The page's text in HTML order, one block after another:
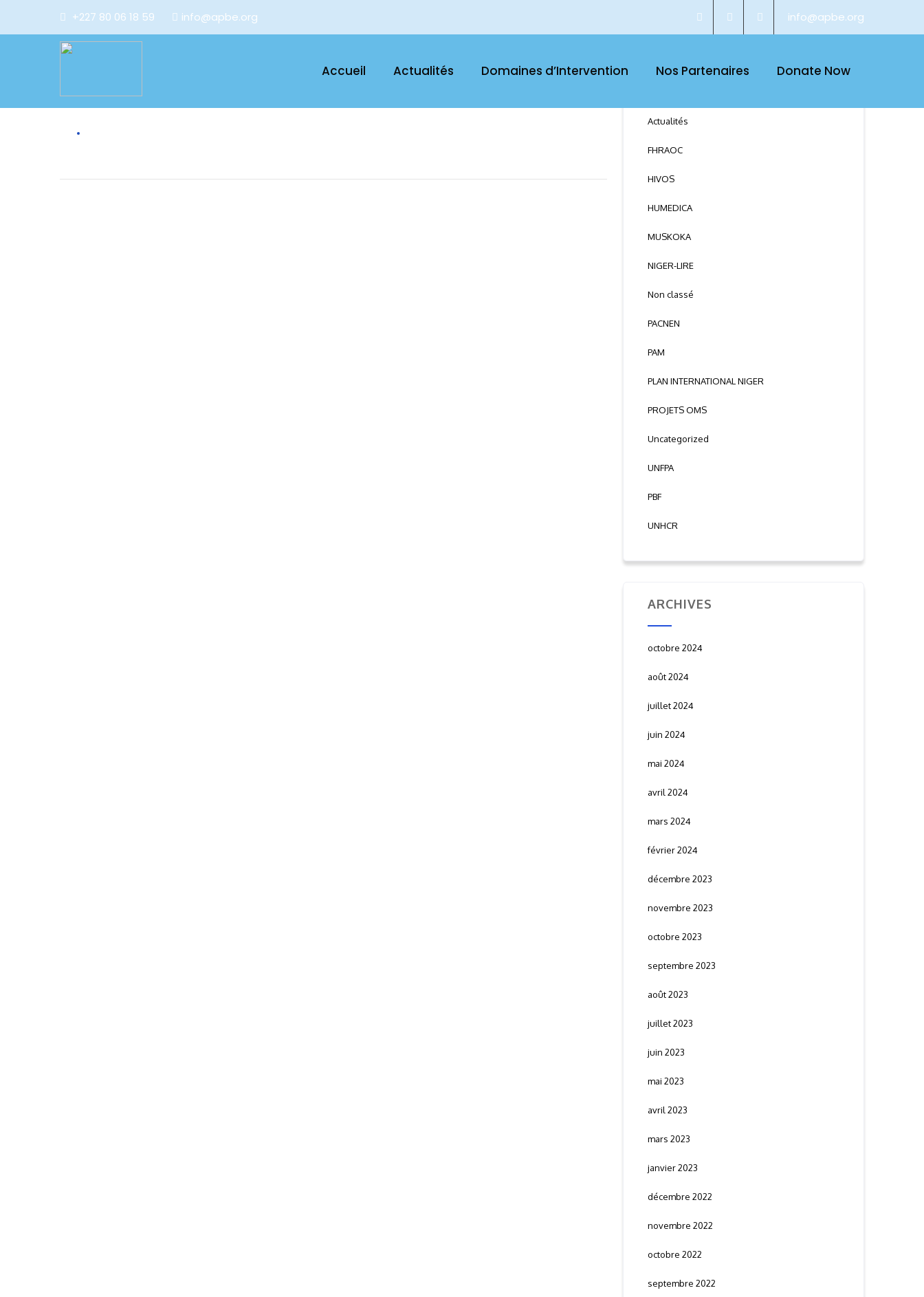
+227 80 06 18 59 info@apbe.org info@apbe.org
Accueil Actualités Domaines d’Intervention Nos Partenaires Donate Now
Début de la Distribution des kits Abris en vue d’assister les réfugiés Maliens et déplacés internes contraints de se replier vers
CATEGORY
Actualités
FHRAOC
HIVOS
HUMEDICA
MUSKOKA
NIGER-LIRE
Non classé
PACNEN
PAM
PLAN INTERNATIONAL NIGER
PROJETS OMS
Uncategorized
UNFPA
PBF
UNHCR
ARCHIVES
octobre 2024
août 2024
juillet 2024
juin 2024
mai 2024
avril 2024
mars 2024
février 2024
décembre 2023
novembre 2023
octobre 2023
septembre 2023
août 2023
juillet 2023
juin 2023
mai 2023
avril 2023
mars 2023
janvier 2023
décembre 2022
novembre 2022
octobre 2022
septembre 2022